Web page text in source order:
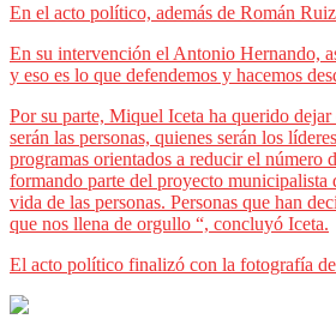
En el acto político, además de Román
En su intervención el Antonio Hernando,
y eso es lo que defendemos y hacemos
Por su parte, Miquel Iceta ha querido
serán las personas, quienes serán los
programas orientados a reducir el número
formando parte del proyecto municipalista
vida de las personas. Personas que han
que nos llena de orgullo “, concluyó Iceta.
El acto político finalizó con la fotografía